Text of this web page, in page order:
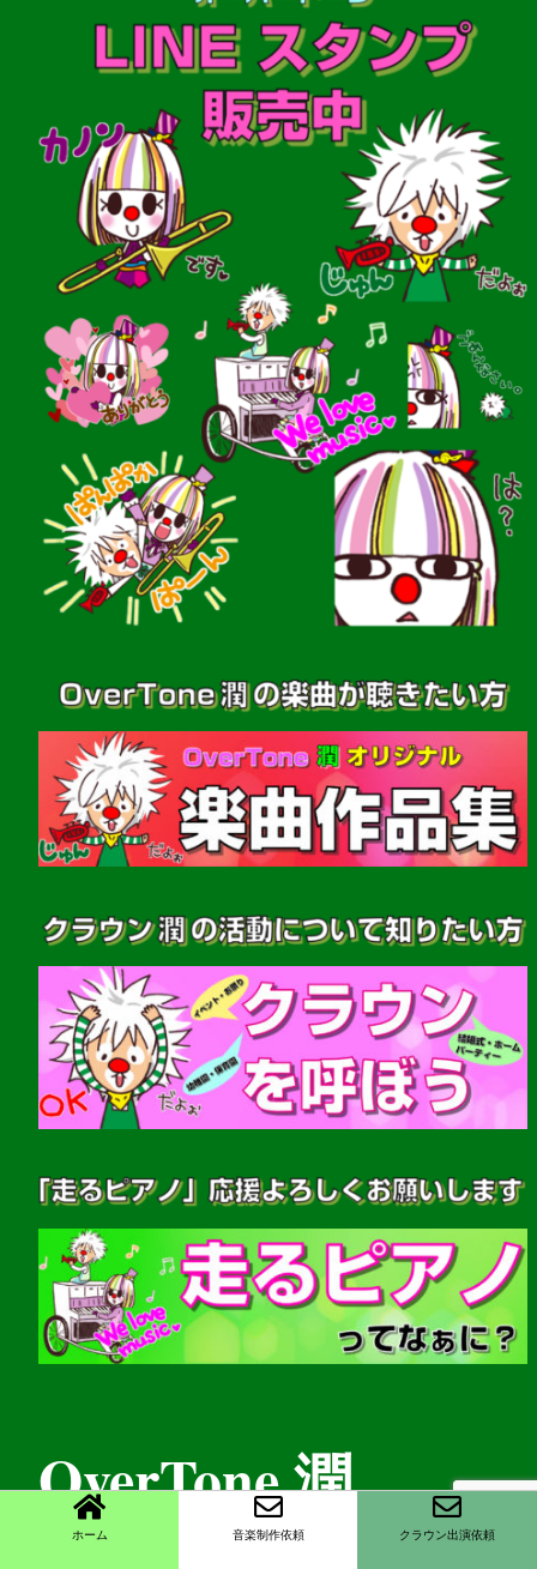
OverTone 潤
ホーム 音楽制作依頼 クラウン出演依頼